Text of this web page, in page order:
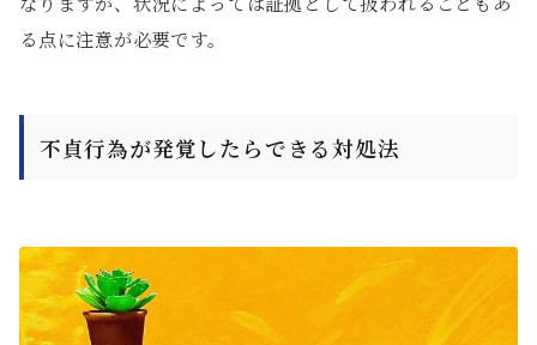
る点に注意が必要です。
不貞行為が発覚したらできる対処法